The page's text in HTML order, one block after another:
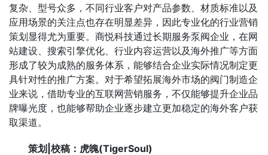
复杂、型号众多，不同行业客户对产品参数、材质标准以及
应用场景的关注点也存在明显差异，因此专业化的行业营销
策划显得尤为重要。商悦科技通过长期服务泵阀企业，在网
站建设、搜索引擎优化、行业内容运营以及海外推广等方面
形成了较为成熟的服务体系，能够结合企业实际情况制定更
具针对性的推广方案。对于希望拓展海外市场的阀门制造企
业来说，借助专业的互联网营销服务，不仅能够提升企业品
牌曝光度，也能够帮助企业逐步建立更加稳定的海外客户获
取渠道。
策划|校稿： 虎魄(TigerSoul)